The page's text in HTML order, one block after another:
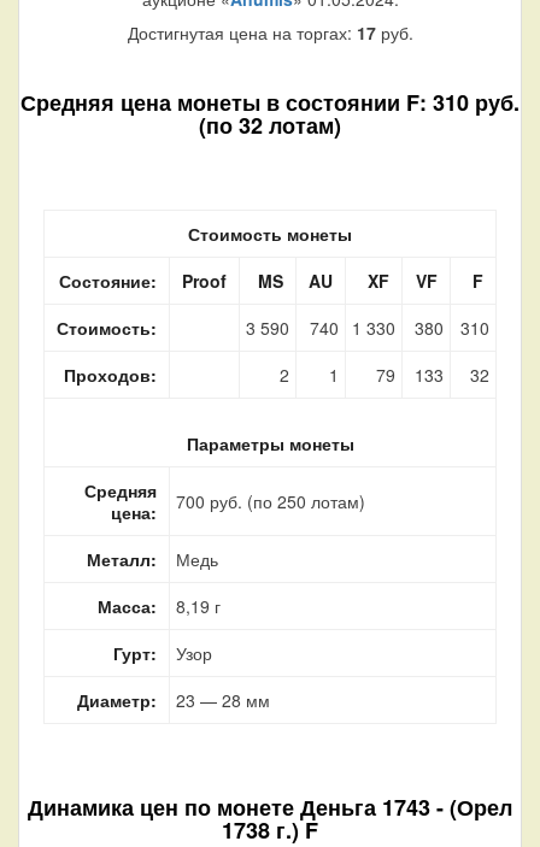
Достигнутая цена на торгах: 17руб.
Средняя цена монеты в состоянии F: 310 руб.
(по 32 лотам)
Стоимость монеты
Состояние:
Proof MS AU XF VF
F
Стоимость:
3 590 740 1 330 380
310
Проходов:
2 1 79 133 32
Параметры монеты
Средняя
цена:
700 руб. (по 250 лотам)
Металл:
Медь
Масса:
8,19 г
Гурт:
Узор
Диаметр:
23 — 28 мм
Динамика цен по монетеДеньга 1743 - (Орел
1738 г.) F